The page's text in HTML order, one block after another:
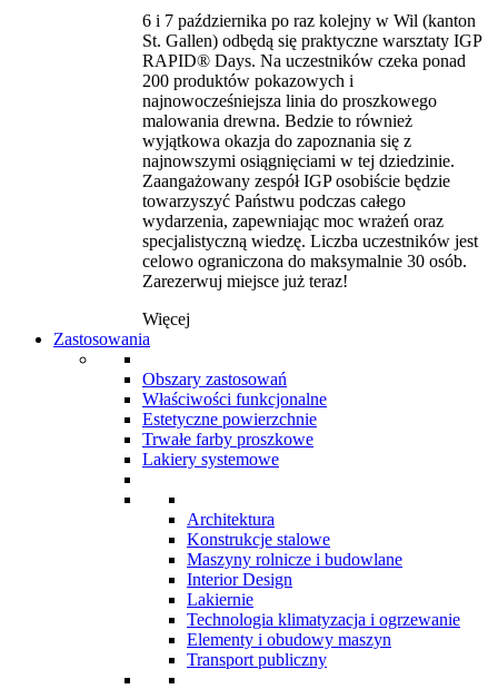
6 i 7 października po raz kolejny w Wil (kanton
St. Gallen) odbędą się praktyczne warsztaty IGP
RAPID® Days. Na uczestników czeka ponad
200 produktów pokazowych i
najnowocześniejsza linia do proszkowego
malowania drewna. Bedzie to również
wyjątkowa okazja do zapoznania się z
najnowszymi osiągnięciami w tej dziedzinie.
Zaangażowany zespół IGP osobiście będzie
towarzyszyć Państwu podczas całego
wydarzenia, zapewniając moc wrażeń oraz
specjalistyczną wiedzę. Liczba uczestników jest
celowo ograniczona do maksymalnie 30 osób.
Zarezerwuj miejsce już teraz!
Więcej
Zastosowania
Obszary zastosowań
Właściwości funkcjonalne
Estetyczne powierzchnie
Trwałe farby proszkowe
Lakiery systemowe
Architektura
Konstrukcje stalowe
Maszyny rolnicze i budowlane
Interior Design
Lakiernie
Technologia klimatyzacja i ogrzewanie
Elementy i obudowy maszyn
Transport publiczny